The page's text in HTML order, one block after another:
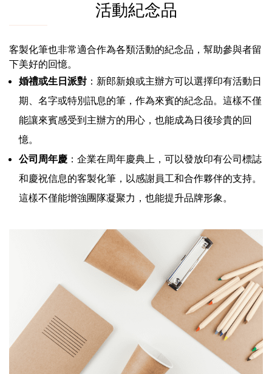
活動紀念品
客製化筆也非常適合作為各類活動的紀念品，幫助參與者留
下美好的回憶。
婚禮或生日派對 ：新郎新娘或主辦方可以選擇印有活動日
期、名字或特別訊息的筆，作為來賓的紀念品。這樣不僅
能讓來賓感受到主辦方的用心，也能成為日後珍貴的回
憶。
公司周年慶 ：企業在周年慶典上，可以發放印有公司標誌
和慶祝信息的客製化筆，以感謝員工和合作夥伴的支持。
這樣不僅能增強團隊凝聚力，也能提升品牌形象。